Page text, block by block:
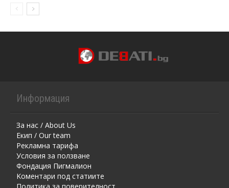
Информация
За нас / About Us
Екип / Our team
Рекламна тарифа
Условия за ползване
Фондация Пигмалион
Kоментaри под статиите